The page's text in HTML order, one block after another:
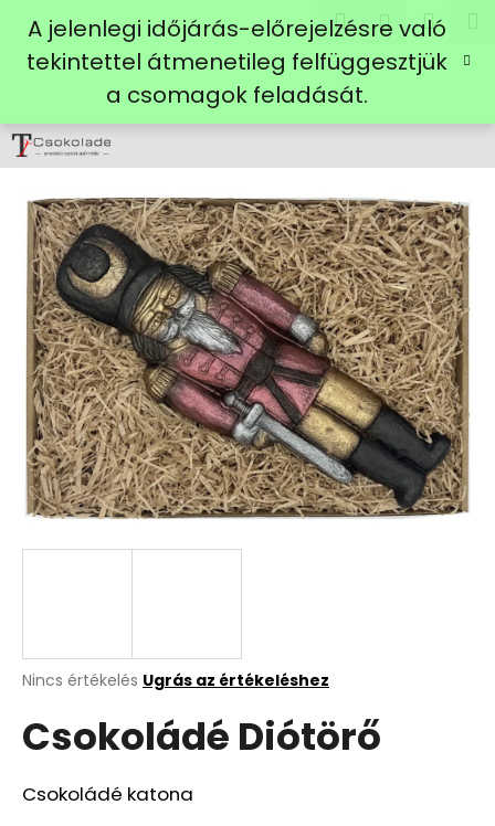
tartalomhoz
A jelenlegi időjárás-előrejelzésre való
tekintettel átmenetileg felfüggesztjük
a csomagok feladását.
Keresés
A
átlagos
értékelése
ből
0,0
Nincs értékelés Ugrás az értékeléshez
Csokoládé Diótörő
Csokoládé katona
r
Vissza
Vissza
M
i
t
k
e
r
e
s
?
KERESÉS
A
l
j
k